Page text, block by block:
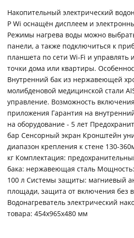
Накопительный электрический
P Wi оснащён дисплеем и
Режимы нагрева воды можно
панели, а также подключиться к
планшета по сети Wi-Fi и управлять
точки дома или квартиры.
Внутренний бак из нержавеющей
молибденовой медицинской стали
управление. Возможность
приложения Гарантия на
на оборудование - 5 лет
бар Сенсорный экран Кронштейн
диапазон крепления к стене 130-
кг Комплектация:
бака: нержавеющая сталь
100 л Системы защиты: магниевый
площади, защита от включения без
Водонагреватель электрический
товара: 454x965x480 мм